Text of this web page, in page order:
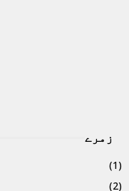
زمرے
(1)
(2)